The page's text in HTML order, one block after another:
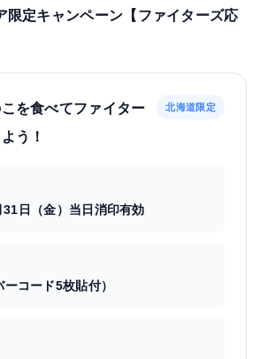
限定キャンペーン【ファイターズ応
を食べてファイター
う！
北海道限定
日（金）当日消印有効
コード5枚貼付）